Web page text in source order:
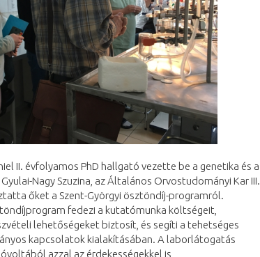
II. évfolyamos PhD hallgató vezette be a genetika és a
Nagy Szuzina, az Általános Orvostudományi Kar III.
őket a Szent-Györgyi ösztöndíj-programról.
fedezi a kutatómunka költségeit,
lehetőségeket biztosít, és segíti a tehetséges
kapcsolatok kialakításában. A laborlátogatás
azzal az érdekességekkel is